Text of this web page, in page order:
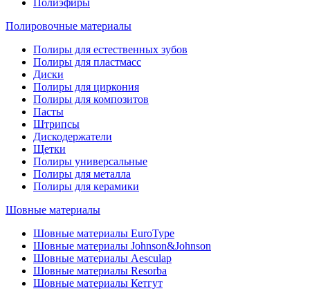
Полиэфиры
Полировочные материалы
Полиры для естественных зубов
Полиры для пластмасс
Диски
Полиры для циркония
Полиры для композитов
Пасты
Штрипсы
Дискодержатели
Щетки
Полиры универсальные
Полиры для металла
Полиры для керамики
Шовные материалы
Шовные материалы EuroType
Шовные материалы Johnson&Johnson
Шовные материалы Aesculap
Шовные материалы Resorba
Шовные материалы Кетгут